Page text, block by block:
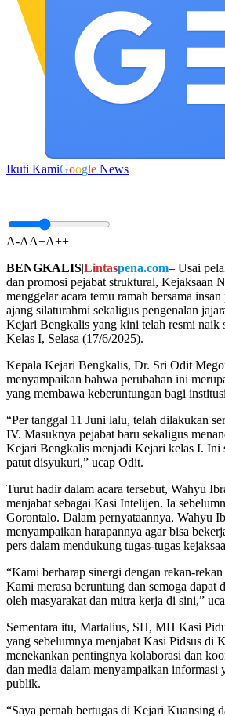
Ikuti KamiGoogle News
A-AA+A++
BENGKALIS|Lintaspena.com– Usai
dan promosi pejabat struktural, Kejaksaan
menggelar acara temu ramah bersama
ajang silaturahmi sekaligus pengenalan
Kejari Bengkalis yang kini telah resmi naik
Kelas I, Selasa (17/6/2025).
Kepala Kejari Bengkalis, Dr. Sri Odit
menyampaikan bahwa perubahan ini
yang membawa keberuntungan bagi
“Per tanggal 11 Juni lalu, telah dilakukan
IV. Masuknya pejabat baru sekaligus
Kejari Bengkalis menjadi Kejari kelas I. Ini
patut disyukuri,” ucap Odit.
Turut hadir dalam acara tersebut, Wahyu
menjabat sebagai Kasi Intelijen. Ia
Gorontalo. Dalam pernyataannya, Wahyu
menyampaikan harapannya agar bisa
pers dalam mendukung tugas-tugas
“Kami berharap sinergi dengan rekan-
Kami merasa beruntung dan semoga dapat
oleh masyarakat dan mitra kerja di sini,”
Sementara itu, Martalius, SH, MH Kasi
yang sebelumnya menjabat Kasi Pidsus di
menekankan pentingnya kolaborasi dan
dan media dalam menyampaikan informasi
publik.
“Saya pernah bertugas di Kejari Kuansing